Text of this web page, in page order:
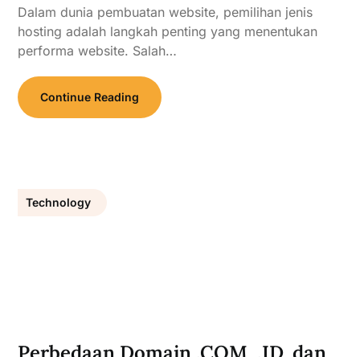
Dalam dunia pembuatan website, pemilihan jenis
hosting adalah langkah penting yang menentukan
performa website. Salah…
Continue Reading
Technology